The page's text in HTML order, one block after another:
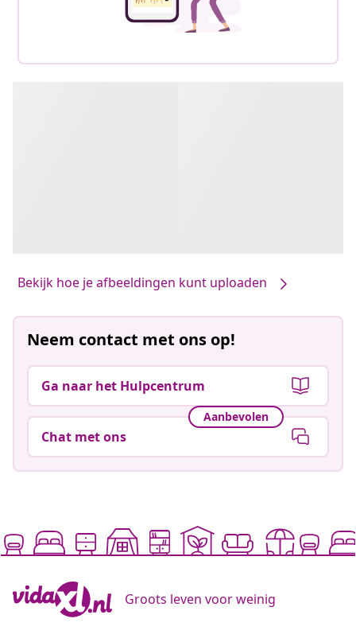
Bekijk hoe je afbeeldingen kunt uploaden
Neem contact met ons op!
Ga naar het Hulpcentrum
Aanbevolen
Chat met ons
Groots leven voor weinig